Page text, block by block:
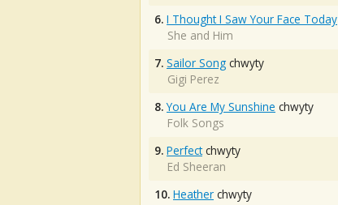
6. I Thought I Saw Your Face Today
She and Him
7. Sailor Song chwyty
Gigi Perez
8. You Are My Sunshine chwyty
Folk Songs
9. Perfectchwyty
Ed Sheeran
10. Heather chwyty